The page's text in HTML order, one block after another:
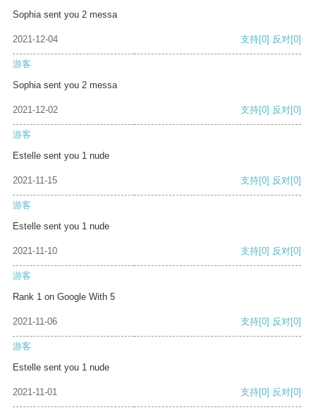
Sophia sent you 2 messa
2021-12-04 支持[0] 反对[0]
游客
Sophia sent you 2 messa
2021-12-02 支持[0] 反对[0]
游客
Estelle sent you 1 nude
2021-11-15 支持[0] 反对[0]
游客
Estelle sent you 1 nude
2021-11-10 支持[0] 反对[0]
游客
Rank 1 on Google With 5
2021-11-06 支持[0] 反对[0]
游客
Estelle sent you 1 nude
2021-11-01 支持[0] 反对[0]